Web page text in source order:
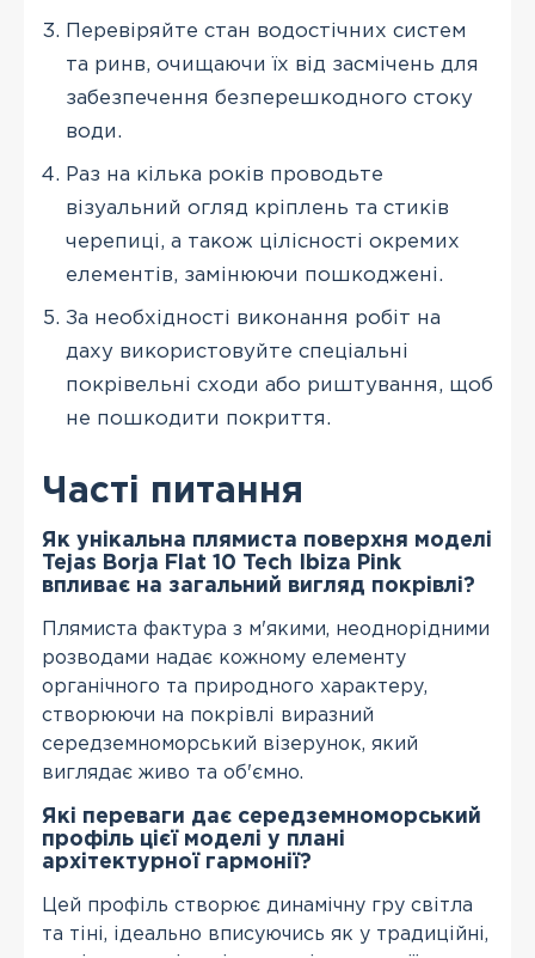
Перевіряйте стан водостічних систем
та ринв, очищаючи їх від засмічень для
забезпечення безперешкодного стоку
води.
Раз на кілька років проводьте
візуальний огляд кріплень та стиків
черепиці, а також цілісності окремих
елементів, замінюючи пошкоджені.
За необхідності виконання робіт на
даху використовуйте спеціальні
покрівельні сходи або риштування, щоб
не пошкодити покриття.
Часті питання
Як унікальна плямиста поверхня моделі
Tejas Borja Flat 10 Tech Ibiza Pink
впливає на загальний вигляд покрівлі?
Плямиста фактура з м'якими, неоднорідними
розводами надає кожному елементу
органічного та природного характеру,
створюючи на покрівлі виразний
середземноморський візерунок, який
виглядає живо та об'ємно.
Які переваги дає середземноморський
профіль цієї моделі у плані
архітектурної гармонії?
Цей профіль створює динамічну гру світла
та тіні, ідеально вписуючись як у традиційні,